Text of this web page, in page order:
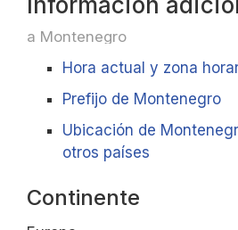
a Montenegro
Hora actual y zona
Prefijo de Montenegro
Ubicación de
otros países
Continente